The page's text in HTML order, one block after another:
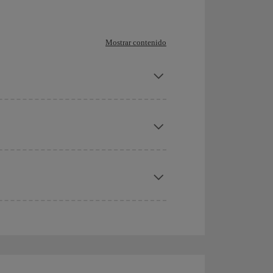
Mostrar contenido